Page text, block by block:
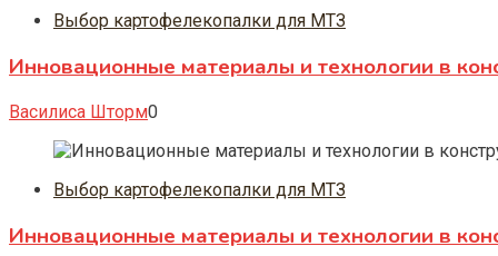
Выбор картофелекопалки для МТЗ
Инновационные материалы и технологии в
Василиса Шторм0
Выбор картофелекопалки для МТЗ
Инновационные материалы и технологии в